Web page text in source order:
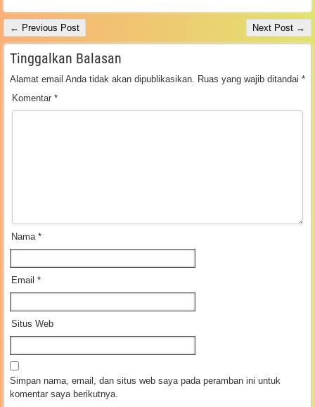
← Previous Post Next Post →
Tinggalkan Balasan
Alamat email Anda tidak akan dipublikasikan. Ruas yang wajib ditandai *
Komentar *
Nama *
Email *
Situs Web
Simpan nama, email, dan situs web saya pada peramban ini untuk
komentar saya berikutnya.